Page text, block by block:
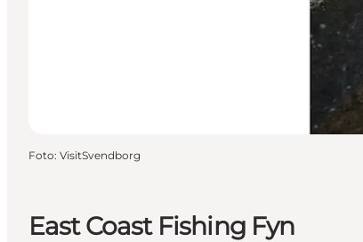
East Coast Fishing Fyn
Foto: VisitSvendborg